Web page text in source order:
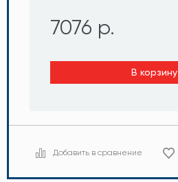
7076 р.
В корзину
Добавить в сравнение